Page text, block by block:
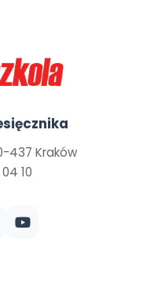
437 Kraków
10